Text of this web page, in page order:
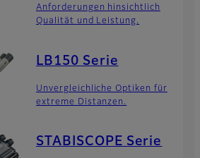
Anforderungen hinsichtlich
Qualität und Leistung.
LB150 Serie
Unvergleichliche Optiken für
extreme Distanzen.
STABISCOPE Serie